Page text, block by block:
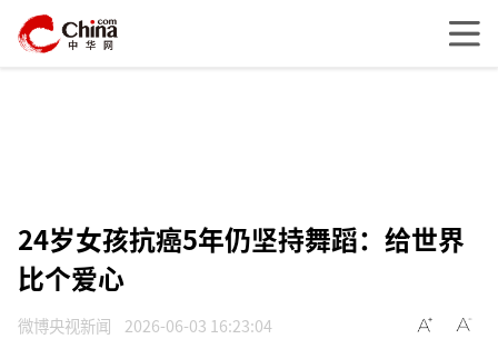
24岁女孩抗癌5年仍坚持舞蹈：给世界
比个爱心
微博央视新闻 2026-06-03 16:23:04